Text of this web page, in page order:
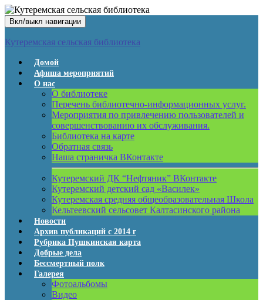
Вкл/выкл навигации
Кутеремская сельская библиотека
Домой
Афиша мероприятий
О нас
О библиотеке
Перечень библиотечно-информационных услуг.
Мероприятия по привлечению пользователей и
совершенствованию их обслуживания.
Библиотека на карте
Обратная связь
Наша страничка ВКонтакте
Кутеремский ДК “Нефтяник” ВКонтакте
Кутеремский детский сад «Василек»
Кутеремская средняя общеобразовательная Школа
Кельтеевский сельсовет Калтасинского района
Новости
Архив публикаций с 2014 г
Рубрика Пушкинская карта
Добрые дела
Бессмертный полк
Галерея
Фотоальбомы
Видео